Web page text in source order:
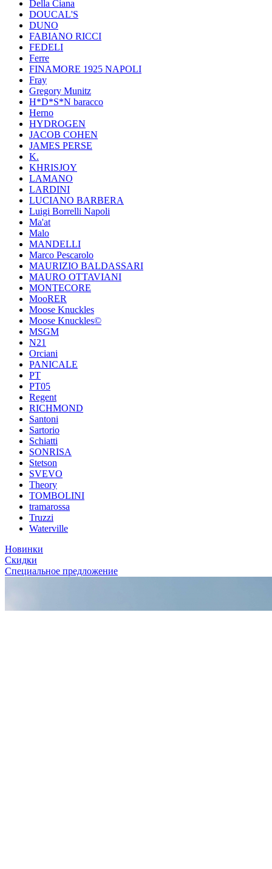
Della Ciana
DOUCAL'S
DUNO
FABIANO RICCI
FEDELI
Ferre
FINAMORE 1925 NAPOLI
Fray
Gregory Munitz
H*D*S*N baracco
Herno
HYDROGEN
JACOB COHEN
JAMES PERSE
K.
KHRISJOY
LAMANO
LARDINI
LUCIANO BARBERA
Luigi Borrelli Napoli
Ma'at
Malo
MANDELLI
Marco Pescarolo
MAURIZIO BALDASSARI
MAURO OTTAVIANI
MONTECORE
MooRER
Moose Knuckles
Moose Knuckles©️
MSGM
N21
Orciani
PANICALE
PT
PT05
Regent
RICHMOND
Santoni
Sartorio
Schiatti
SONRISA
Stetson
SVEVO
Theory
TOMBOLINI
tramarossa
Truzzi
Waterville
Новинки
Скидки
Специальное предложение